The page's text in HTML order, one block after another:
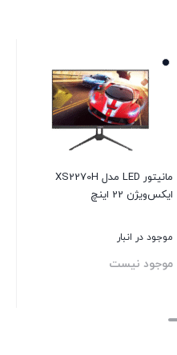
مانیتور LED مدل XS2270H
ایکس‌ویژن 22 اینچ
موجود در انبار
موجود نیست
بستن